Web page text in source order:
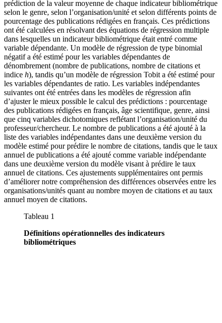
prédiction de la valeur moyenne de chaque indicateur bibliométrique
selon le genre, selon l’organisation/unité et selon différents points de
pourcentage des publications rédigées en français. Ces prédictions
ont été calculées en résolvant des équations de régression multiple
dans lesquelles un indicateur bibliométrique était entré comme
variable dépendante. Un modèle de régression de type binomial
négatif a été estimé pour les variables dépendantes de
dénombrement (nombre de publications, nombre de citations et
indice h), tandis qu’un modèle de régression Tobit a été estimé pour
les variables dépendantes de ratio. Les variables indépendantes
suivantes ont été entrées dans les modèles de régression afin
d’ajuster le mieux possible le calcul des prédictions : pourcentage
des publications rédigées en français, âge scientifique, genre, ainsi
que cinq variables dichotomiques reflétant l’organisation/unité du
professeur/chercheur. Le nombre de publications a été ajouté à la
liste des variables indépendantes dans une deuxième version du
modèle estimé pour prédire le nombre de citations, tandis que le taux
annuel de publications a été ajouté comme variable indépendante
dans une deuxième version du modèle visant à prédire le taux
annuel de citations. Ces ajustements supplémentaires ont permis
d’améliorer notre compréhension des différences observées entre les
organisations/unités quant au nombre moyen de citations et au taux
annuel moyen de citations.
Tableau 1
Définitions opérationnelles des indicateurs
bibliométriques